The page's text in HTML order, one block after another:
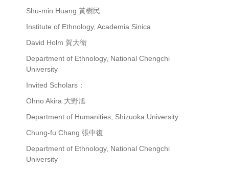
Shu-min Huang 黃樹民
Institute of Ethnology, Academia Sinica
David Holm 賀大衛
Department of Ethnology, National Chengchi
University
Invited Scholars：
Ohno Akira 大野旭
Department of Humanities, Shizuoka University
Chung-fu Chang 張中復
Department of Ethnology, National Chengchi
University